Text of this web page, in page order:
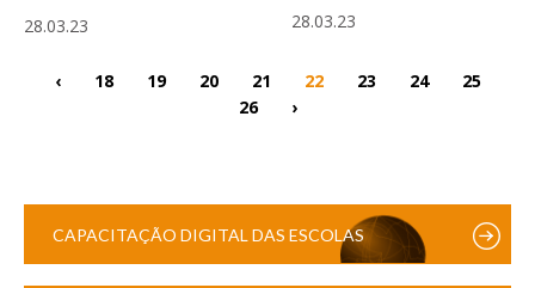
28.03.23
28.03.23
‹ 18 19 20 21 22 23 24
25
26
›
CAPACITAÇÃO DIGITAL DAS ESCOLAS